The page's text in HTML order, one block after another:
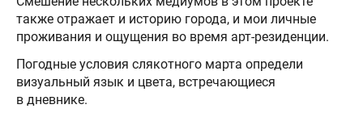
также отражает и историю города, и мои личные
проживания и ощущения во время арт-резиденции.
Погодные условия слякотного марта определи
визуальный язык и цвета, встречающиеся
в дневнике.